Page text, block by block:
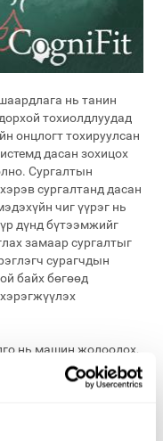
нь танин
тохиолдлуудад
онцлогт тохируулсан
дасан зохицох
Сургалтын
сургалтанд дасан
чиг үүрэг нь
дүнд бүтээмжийг
замаар сургалтыг
сурагчдын
байх бөгөөд
нь машин жолоодох,
бусадтай харилцах
энгийн ажлуудыг